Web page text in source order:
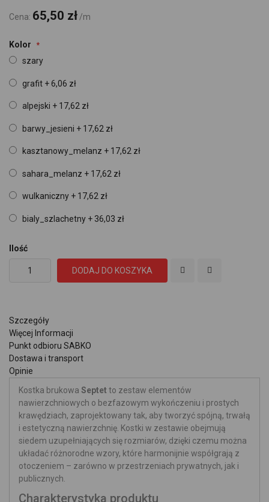
Cena: 65,50 zł/m
Kolor
szary
grafit +6,06 zł
alpejski + 17,62 zł
barwy_jesieni + 17,62 zł
kasztanowy_melanz + 17,62 zł
sahara_melanz + 17,62 zł
wulkaniczny + 17,62 zł
bialy_szlachetny + 36,03 zł
Ilość
DODAJ DO KOSZYKA
Szczegóły
Więcej Informacji
Punkt odbioru SABKO
Dostawa i transport
Opinie
Kostka brukowa Septet to zestaw elementów
nawierzchniowych o bezfazowym wykończeniu i prostych
krawędziach, zaprojektowany tak, aby tworzyć spójną, trwałą
i estetyczną nawierzchnię. Kostki w zestawie obejmują
siedem uzupełniających się rozmiarów, dzięki czemu można
układać różnorodne wzory, które harmonijnie współgrają z
otoczeniem – zarówno w przestrzeniach prywatnych, jak i
publicznych.
Charakterystyka produktu